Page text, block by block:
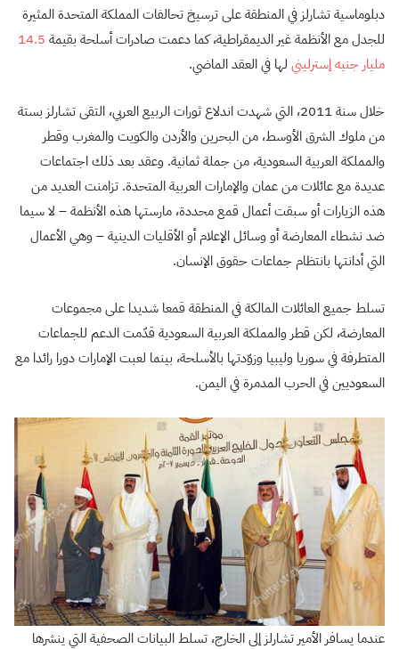
دبلوماسية تشارلز في المنطقة على ترسيخ تحالفات المملكة المتحدة المثيرة
للجدل مع الأنظمة غير الديمقراطية، كما دعمت صادرات أسلحة بقيمة 14.5
مليار جنيه إسترليني لها في العقد الماضي.
خلال سنة 2011، التي شهدت اندلاع ثورات الربيع العربي، التقى تشارلز بستة
من ملوك الشرق الأوسط، من البحرين والأردن والكويت والمغرب وقطر
والمملكة العربية السعودية، من جملة ثمانية. وعقد بعد ذلك اجتماعات
عديدة مع عائلات من عمان والإمارات العربية المتحدة. تزامنت العديد من
هذه الزيارات أو سبقت أعمال قمع محددة، مارستها هذه الأنظمة – لا سيما
ضد نشطاء المعارضة أو وسائل الإعلام أو الأقليات الدينية – وهي الأعمال
التي أدانتها بانتظام جماعات حقوق الإنسان.
تسلط جميع العائلات المالكة في المنطقة قمعا شديدا على مجموعات
المعارضة، لكن قطر والمملكة العربية السعودية قدّمت الدعم للجماعات
المتطرفة في سوريا وليبيا وزوّدتها بالأسلحة، بينما لعبت الإمارات دورا رائدا مع
السعوديين في الحرب المدمرة في اليمن.
عندما يسافر الأمير تشارلز إلى الخارج، تسلط البيانات الصحفية التي ينشرها